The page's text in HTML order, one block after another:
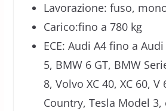
Lavorazione: fuso,
Carico:fino a 780 kg
ECE: Audi A4 fino a
5, BMW 6 GT, BMW
8, Volvo XC 40, XC 60, V
Country, Tesla Model